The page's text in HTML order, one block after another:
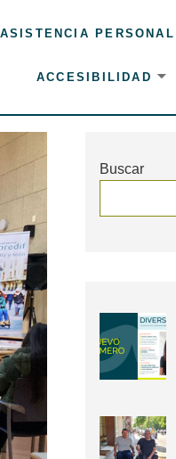
PERSONAL
ACCESIBILIDAD
Buscar